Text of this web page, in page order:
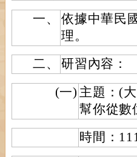
一、
依據中華民
理。
二、
研習內容：
(一) 主題：(
幫你從數
時間：